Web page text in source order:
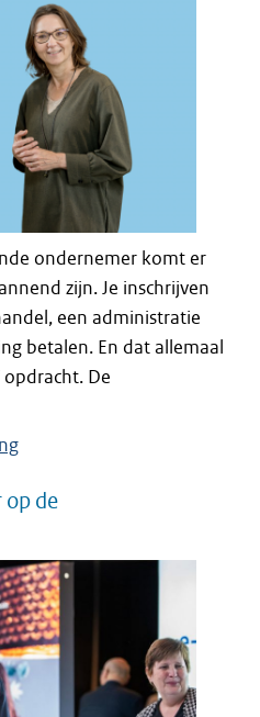
ondernemer komt er
zijn. Je inschrijven
een administratie
betalen. En dat allemaal
De
op de